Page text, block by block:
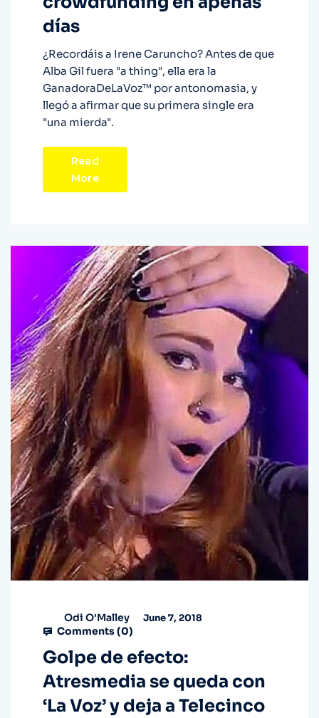
días
¿Recordáis a Irene Caruncho? Antes de que
Alba Gil fuera "a thing", ella era la
GanadoraDeLaVoz™ por antonomasia, y
llegó a afirmar que su primera single era
"una mierda".
Read
More
Odi O'Malley June 7, 2018
Comments (0)
Golpe de efecto:
Atresmedia se queda con
‘La Voz’ y deja a Telecinco